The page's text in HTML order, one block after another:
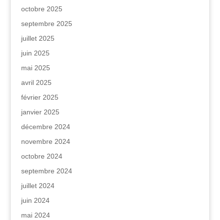
octobre 2025
septembre 2025
juillet 2025
juin 2025
mai 2025
avril 2025
février 2025
janvier 2025
décembre 2024
novembre 2024
octobre 2024
septembre 2024
juillet 2024
juin 2024
mai 2024